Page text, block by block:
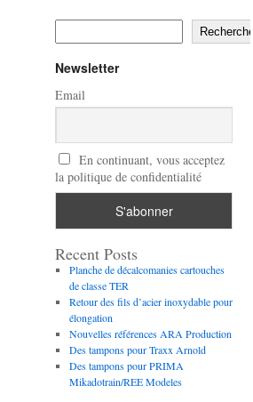
Rechercher
Newsletter
Email
En continuant, vous acceptez
la politique de confidentialité
Recent Posts
Planche de décalcomanies cartouches
de classe TER
Retour des fils d’acier inoxydable pour
élongation
Nouvelles références ARA Production
Des tampons pour Traxx Arnold
Des tampons pour PRIMA
Mikadotrain/REE Modeles